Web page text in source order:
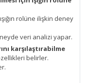
rolüne ilişkin deney
veri analizi yapar.
karşılaştırabilme
belirler.